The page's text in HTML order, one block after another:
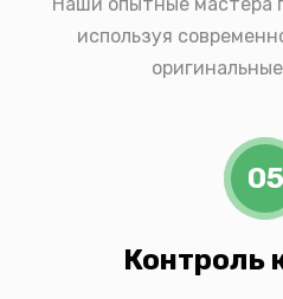
используя
05
Контроль